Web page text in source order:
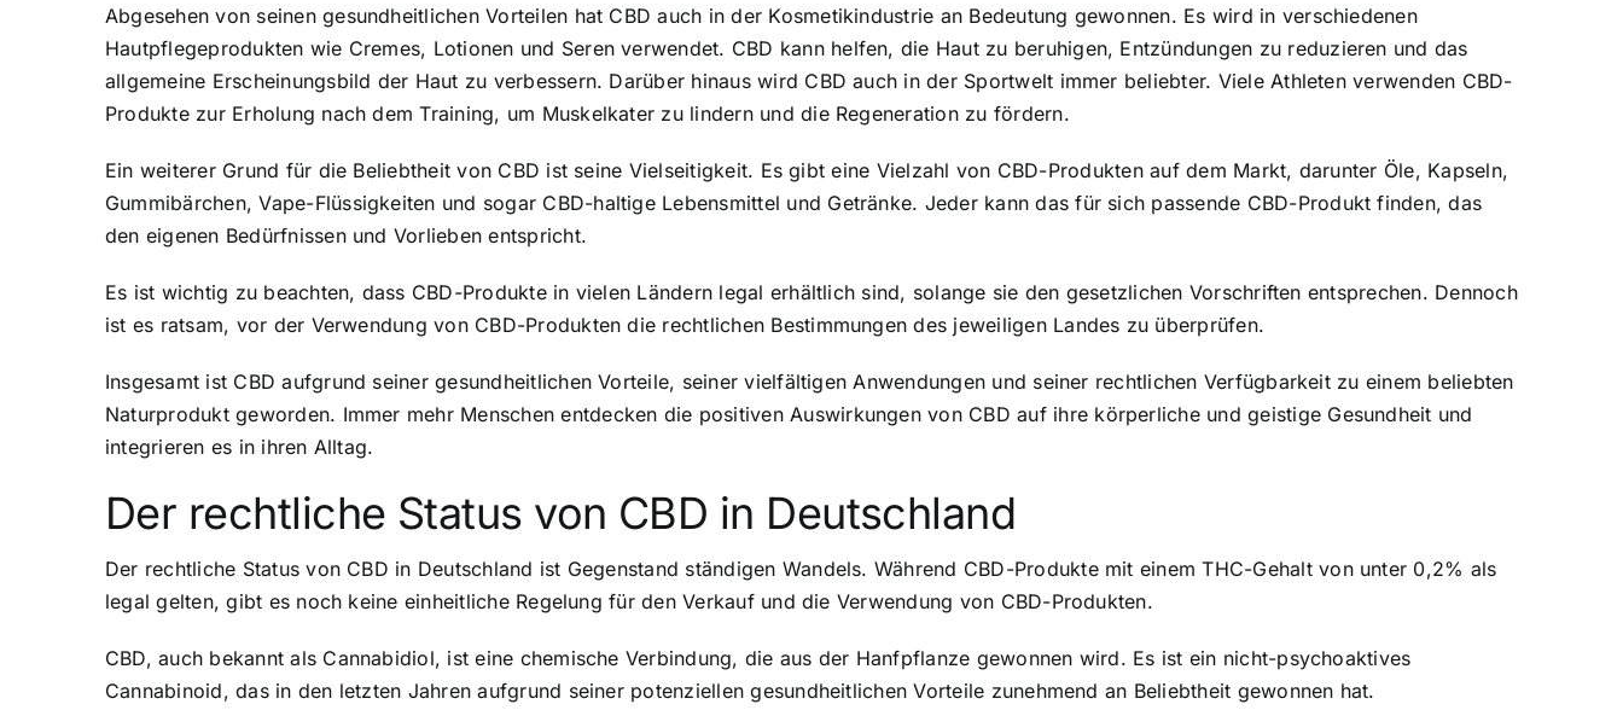
Abgesehen von seinen gesundheitlichen Vorteilen hat CBD auch in der Kosmetikindustrie an Bedeutung gewonnen. Es wird in verschiedenen
Hautpflegeprodukten wie Cremes, Lotionen und Seren verwendet. CBD kann helfen, die Haut zu beruhigen, Entzündungen zu reduzieren und das
allgemeine Erscheinungsbild der Haut zu verbessern. Darüber hinaus wird CBD auch in der Sportwelt immer beliebter. Viele Athleten verwenden CBD-
Produkte zur Erholung nach dem Training, um Muskelkater zu lindern und die Regeneration zu fördern.
Ein weiterer Grund für die Beliebtheit von CBD ist seine Vielseitigkeit. Es gibt eine Vielzahl von CBD-Produkten auf dem Markt, darunter Öle, Kapseln,
Gummibärchen, Vape-Flüssigkeiten und sogar CBD-haltige Lebensmittel und Getränke. Jeder kann das für sich passende CBD-Produkt finden, das
den eigenen Bedürfnissen und Vorlieben entspricht.
Es ist wichtig zu beachten, dass CBD-Produkte in vielen Ländern legal erhältlich sind, solange sie den gesetzlichen Vorschriften entsprechen. Dennoch
ist es ratsam, vor der Verwendung von CBD-Produkten die rechtlichen Bestimmungen des jeweiligen Landes zu überprüfen.
Insgesamt ist CBD aufgrund seiner gesundheitlichen Vorteile, seiner vielfältigen Anwendungen und seiner rechtlichen Verfügbarkeit zu einem beliebten
Naturprodukt geworden. Immer mehr Menschen entdecken die positiven Auswirkungen von CBD auf ihre körperliche und geistige Gesundheit und
integrieren es in ihren Alltag.
Der rechtliche Status von CBD in Deutschland
Der rechtliche Status von CBD in Deutschland ist Gegenstand ständigen Wandels. Während CBD-Produkte mit einem THC-Gehalt von unter 0,2% als
legal gelten, gibt es noch keine einheitliche Regelung für den Verkauf und die Verwendung von CBD-Produkten.
CBD, auch bekannt als Cannabidiol, ist eine chemische Verbindung, die aus der Hanfpflanze gewonnen wird. Es ist ein nicht-psychoaktives
Cannabinoid, das in den letzten Jahren aufgrund seiner potenziellen gesundheitlichen Vorteile zunehmend an Beliebtheit gewonnen hat.